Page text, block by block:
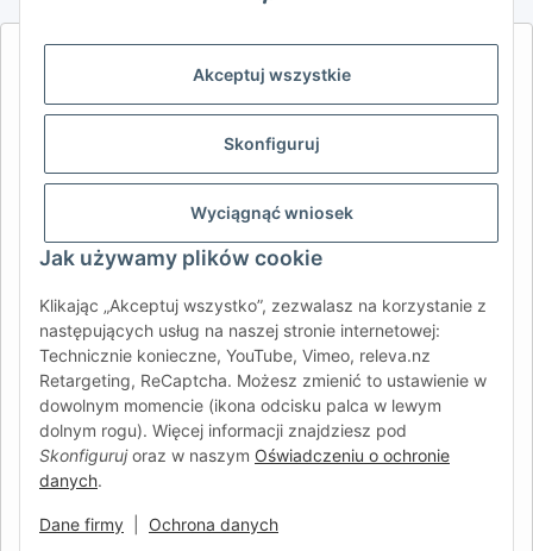
Akceptuj wszystkie
Skonfiguruj
Wyciągnąć wniosek
Jak używamy plików cookie
Klikając „Akceptuj wszystko”, zezwalasz na korzystanie z
następujących usług na naszej stronie internetowej:
Technicznie konieczne, YouTube, Vimeo, releva.nz
Retargeting, ReCaptcha. Możesz zmienić to ustawienie w
dowolnym momencie (ikona odcisku palca w lewym
dolnym rogu). Więcej informacji znajdziesz pod
Skonfigurujoraz w naszym Oświadczeniu o ochronie
danych.
Dane firmy Ochrona danych
REGION & LANGUAGE | CHOISIR LA RÉGION ET LA LANGUE
CH (IT) BE (NL) BE (FR) NL
IT ES DK
UK NZ USA
SE
RO HR
AFATEK International| Twój partner w zakresie części
zamiennych do przyczep i pojazdów samochodowych
Globalna dostawa z naszego centralnego magazynu w
Niemczech.